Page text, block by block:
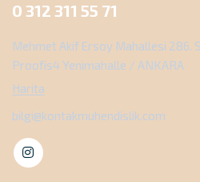
0 312 311 55 71
Mehmet Akif Ersoy Mahallesi 286.
Proofis4 Yenimahalle / ANKARA
Harita
bilgi@kontakmuhendislik.com